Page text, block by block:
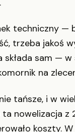
techniczny —
trzeba jakoś
sam —
na
tańsze, i w
nowelizacja z
koszty.